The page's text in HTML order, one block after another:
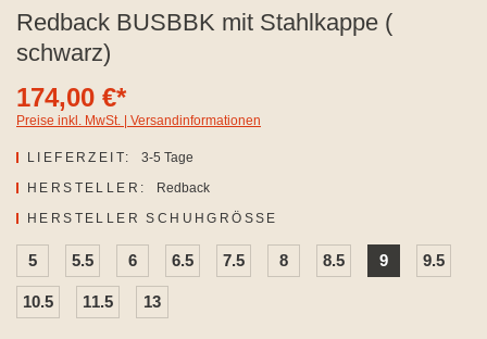
Redback BUSBBK mit Stahlkappe (
schwarz)
174,00 €*
Preise inkl. MwSt. | Versandinformationen
LIEFERZEIT:
3-5 Tage
HERSTELLER:
Redback
HERSTELLER SCHUHGRÖSSE
5 5.5 6 6.5 7.5 8 8.5 9 9.5
10.5 11.5 13